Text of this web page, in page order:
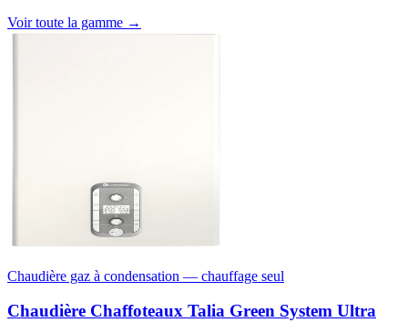
Voir toute la gamme →
Chaudière gaz à condensation — chauffage seul
Chaudière Chaffoteaux Talia Green System Ultra